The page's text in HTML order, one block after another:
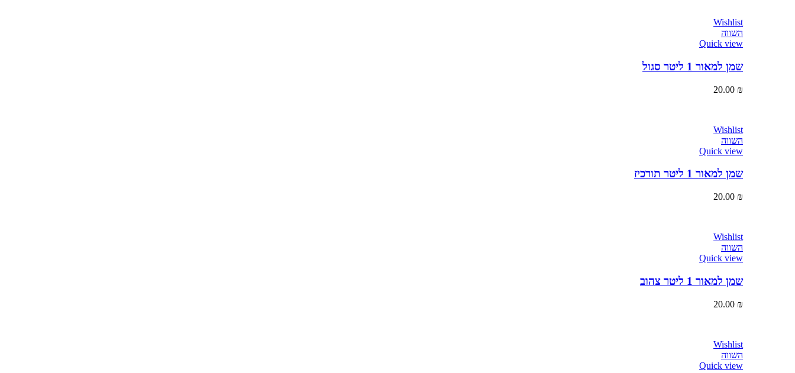
Wishlist
השווה
Quick view
שמן למאור 1 ליטר סגול
20.00 ₪
Wishlist
השווה
Quick view
שמן למאור 1 ליטר תורכיז
20.00 ₪
Wishlist
השווה
Quick view
שמן למאור 1 ליטר צהוב
20.00 ₪
Wishlist
השווה
Quick view